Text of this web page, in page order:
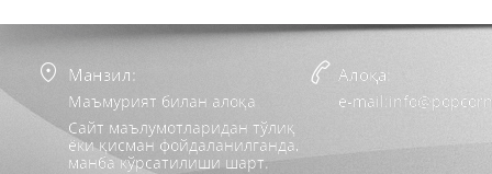
Манзил:
Маъмурият билан алоқа
Сайт маълумотларидан тўлиқ
ёки қисман фойдаланилганда,
манба кўрсатилиши шарт.
Алоқа:
e-